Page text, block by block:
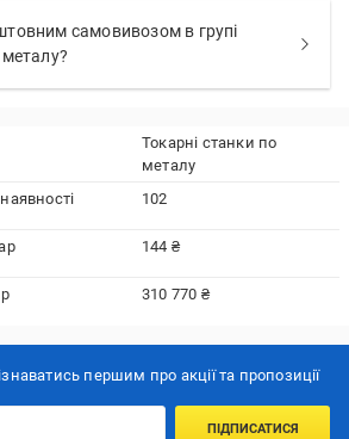
самовивозом в групі
Токарні станки по
металу
наявності
102
144 ₴
310 770 ₴
першим про акції та пропозиції
ПІДПИСАТИСЯ